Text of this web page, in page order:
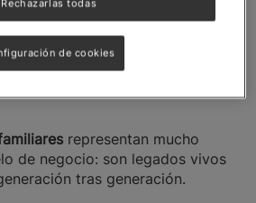
Descarga aquí
representan mucho
de negocio: son legados vivos
tras generación.
Rechazarlas todas
de cookies